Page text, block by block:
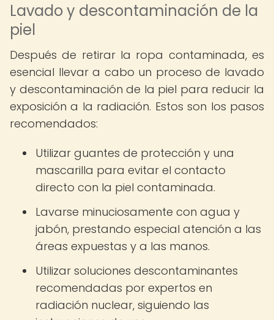
Lavado y descontaminación de la
piel
Después de retirar la ropa contaminada, es
esencial llevar a cabo un proceso de lavado
y descontaminación de la piel para reducir la
exposición a la radiación. Estos son los pasos
recomendados:
Utilizar guantes de protección y una
mascarilla para evitar el contacto
directo con la piel contaminada.
Lavarse minuciosamente con agua y
jabón, prestando especial atención a las
áreas expuestas y a las manos.
Utilizar soluciones descontaminantes
recomendadas por expertos en
radiación nuclear, siguiendo las